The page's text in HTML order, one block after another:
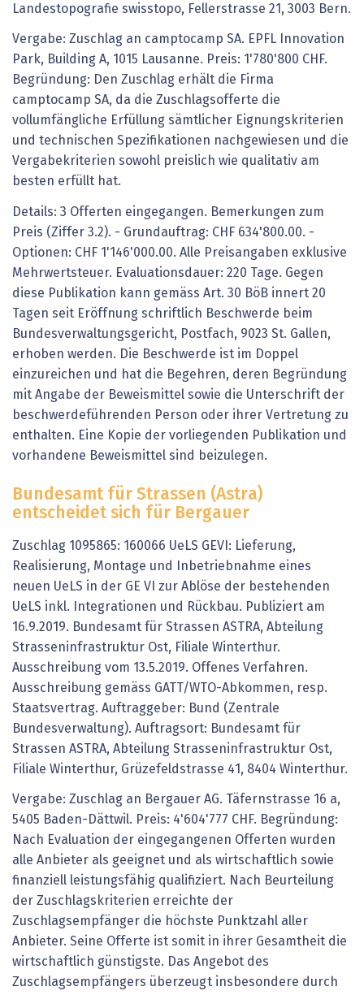
Landestopografie swisstopo, Fellerstrasse 21, 3003 Bern.
Vergabe: Zuschlag an camptocamp SA. EPFL Innovation
Park, Building A, 1015 Lausanne. Preis: 1'780'800 CHF.
Begründung: Den Zuschlag erhält die Firma
camptocamp SA, da die Zuschlagsofferte die
vollumfängliche Erfüllung sämtlicher Eignungskriterien
und technischen Spezifikationen nachgewiesen und die
Vergabekriterien sowohl preislich wie qualitativ am
besten erfüllt hat.
Details: 3 Offerten eingegangen. Bemerkungen zum
Preis (Ziffer 3.2). - Grundauftrag: CHF 634'800.00. -
Optionen: CHF 1'146'000.00. Alle Preisangaben exklusive
Mehrwertsteuer. Evaluationsdauer: 220 Tage. Gegen
diese Publikation kann gemäss Art. 30 BöB innert 20
Tagen seit Eröffnung schriftlich Beschwerde beim
Bundesverwaltungsgericht, Postfach, 9023 St. Gallen,
erhoben werden. Die Beschwerde ist im Doppel
einzureichen und hat die Begehren, deren Begründung
mit Angabe der Beweismittel sowie die Unterschrift der
beschwerdeführenden Person oder ihrer Vertretung zu
enthalten. Eine Kopie der vorliegenden Publikation und
vorhandene Beweismittel sind beizulegen.
Bundesamt für Strassen (Astra)
entscheidet sich für Bergauer
Zuschlag 1095865: 160066 UeLS GEVI: Lieferung,
Realisierung, Montage und Inbetriebnahme eines
neuen UeLS in der GE VI zur Ablöse der bestehenden
UeLS inkl. Integrationen und Rückbau. Publiziert am
16.9.2019. Bundesamt für Strassen ASTRA, Abteilung
Strasseninfrastruktur Ost, Filiale Winterthur.
Ausschreibung vom 13.5.2019. Offenes Verfahren.
Ausschreibung gemäss GATT/WTO-Abkommen, resp.
Staatsvertrag. Auftraggeber: Bund (Zentrale
Bundesverwaltung). Auftragsort: Bundesamt für
Strassen ASTRA, Abteilung Strasseninfrastruktur Ost,
Filiale Winterthur, Grüzefeldstrasse 41, 8404 Winterthur.
Vergabe: Zuschlag an Bergauer AG. Täfernstrasse 16 a,
5405 Baden-Dättwil. Preis: 4'604'777 CHF. Begründung:
Nach Evaluation der eingegangenen Offerten wurden
alle Anbieter als geeignet und als wirtschaftlich sowie
finanziell leistungsfähig qualifiziert. Nach Beurteilung
der Zuschlagskriterien erreichte der
Zuschlagsempfänger die höchste Punktzahl aller
Anbieter. Seine Offerte ist somit in ihrer Gesamtheit die
wirtschaftlich günstigste. Das Angebot des
Zuschlagsempfängers überzeugt insbesondere durch